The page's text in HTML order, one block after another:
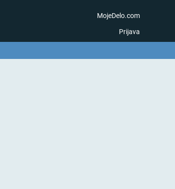
MojeDelo.com
Prijava